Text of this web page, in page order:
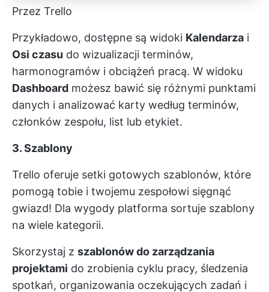
Przez Trello
Przykładowo, dostępne są widoki Kalendarza i
Osi czasu do wizualizacji terminów,
harmonogramów i obciążeń pracą. W widoku
Dashboard możesz bawić się różnymi punktami
danych i analizować karty według terminów,
członków zespołu, list lub etykiet.
3. Szablony
Trello oferuje setki gotowych szablonów, które
pomogą tobie i twojemu zespołowi sięgnąć
gwiazd! Dla wygody platforma sortuje szablony
na wiele kategorii.
Skorzystaj z szablonów do zarządzania
projektami do zrobienia cyklu pracy, śledzenia
spotkań, organizowania oczekujących zadań i